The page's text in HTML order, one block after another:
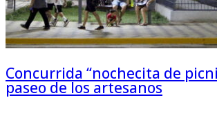
Concurrida “nochecita de
paseo de los artesanos